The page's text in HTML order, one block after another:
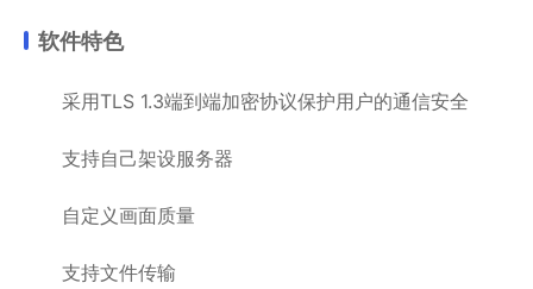
软件特色
采用TLS 1.3端到端加密协议保护用户的通信安全
支持自己架设服务器
自定义画面质量
支持文件传输